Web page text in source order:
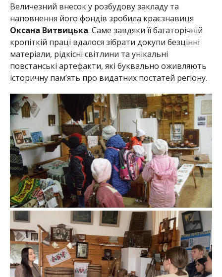
Величезний внесок у розбудову закладу та
наповнення його фондів зробила краєзнавиця
Оксана Витвицька. Саме завдяки її багаторічній
кропіткій праці вдалося зібрати докупи безцінні
матеріали, рідкісні світлини та унікальні
повстанські артефакти, які буквально оживляють
історичну пам’ять про видатних постатей регіону.